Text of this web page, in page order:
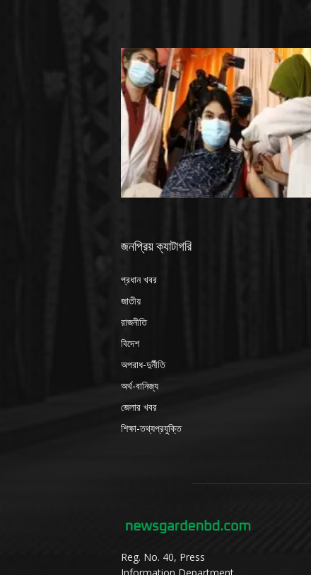
জনপ্রিয় ক্যাটাগরি
প্রধান খবর
জাতীয়
রাজনীতি
বিদেশ
অপরাধ-দুর্নীতি
অর্থ-বানিজ্য
জেলার খবর
শিক্ষা-তথ্যপ্রযুক্তি
Reg. No. 40, Press